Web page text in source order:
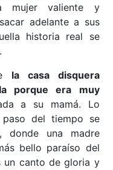
mujer valiente y
adelante a sus
historia real se
la casa disquera
porque era muy
a su mamá. Lo
del tiempo se
donde una madre
bello paraíso del
un canto de gloria y